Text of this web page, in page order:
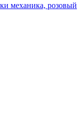
механика, розовый